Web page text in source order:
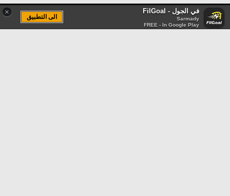
× في الجول - FilGoal
Sarmady
FREE - In Google Play
الى التطبيق